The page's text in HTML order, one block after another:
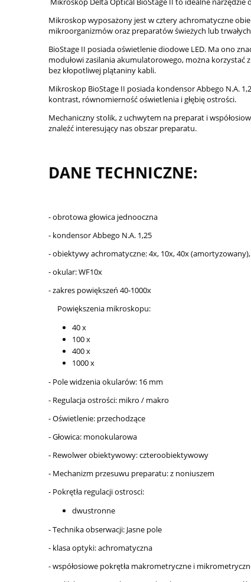
Mikroskop wyposażony jest w cztery achromatyczne
mikroorganizmów oraz preparatów świeżych lub
BioStage II posiada oświetlenie diodowe LED. Ma ono
modułowi zasilania akumulatorowego, można korzystać
bez kłopotliwej plątaniny kabli.
Mikroskop BioStage II posiada kondensor Abbego N.A.
kontrast, równomierność oświetlenia i głębię ostrości.
Mechaniczny stolik, z uchwytem na preparat i
znaleźć interesujący nas obszar preparatu.
DANE TECHNICZNE:
- obrotowa głowica jednooczna
- kondensor Abbego N.A. 1,25
- obiektywy achromatyczne: 4x, 10x, 40x
- okular: WF10x
- zakres powiększeń 40-1000x
Powiększenia mikroskopu:
40 x
100 x
400 x
1000 x
- Pole widzenia okularów: 16 mm
- Regulacja ostrości: mikro / makro
- Oświetlenie: przechodzące
- Głowica: monokularowa
- Rewolwer obiektywowy: czteroobiektywowy
- Mechanizm przesuwu preparatu: z noniuszem
- Pokrętła regulacji ostrosci:
dwustronne
- Technika obserwacji: Jasne pole
- klasa optyki: achromatyczna
- współosiowe pokrętła makrometryczne i